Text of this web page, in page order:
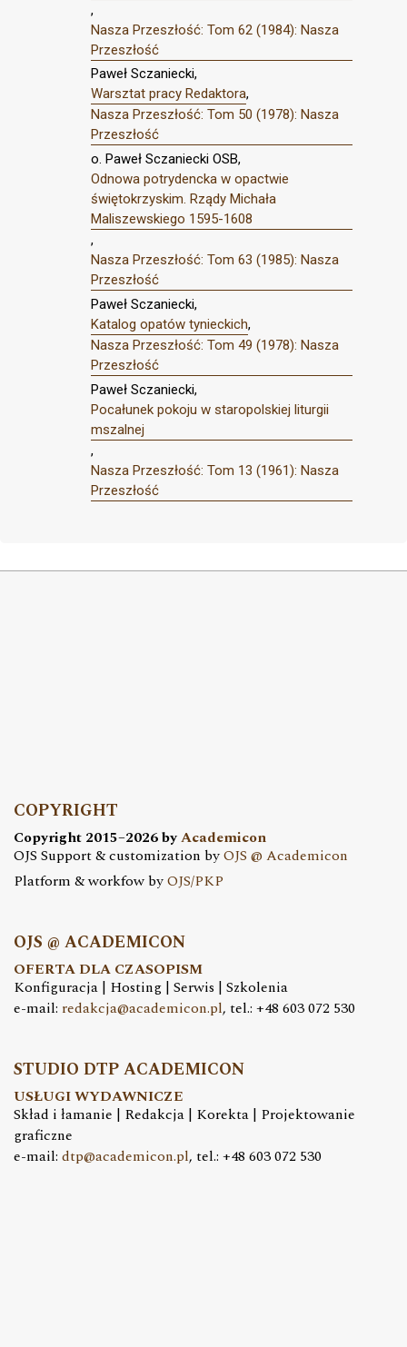
,
Nasza Przeszłość: Tom 62 (1984): Nasza
Przeszłość
Paweł Sczaniecki,
Warsztat pracy Redaktora,
Nasza Przeszłość: Tom 50 (1978): Nasza
Przeszłość
o. Paweł Sczaniecki OSB,
Odnowa potrydencka w opactwie
świętokrzyskim. Rządy Michała
Maliszewskiego 1595-1608
,
Nasza Przeszłość: Tom 63 (1985): Nasza
Przeszłość
Paweł Sczaniecki,
Katalog opatów tynieckich,
Nasza Przeszłość: Tom 49 (1978): Nasza
Przeszłość
Paweł Sczaniecki,
Pocałunek pokoju w staropolskiej liturgii
mszalnej
,
Nasza Przeszłość: Tom 13 (1961): Nasza
Przeszłość
COPYRIGHT
Copyright 2015–2026 byAcademicon
OJS Support & customization byOJS @ Academicon
Platform & workfow byOJS/PKP
OJS @ ACADEMICON
OFERTA DLA CZASOPISM
Konfiguracja | Hosting | Serwis | Szkolenia
e-mail: redakcja@academicon.pl, tel.: +48 603 072 530
STUDIO DTP ACADEMICON
USŁUGI WYDAWNICZE
Skład i łamanie | Redakcja | Korekta | Projektowanie
graficzne
e-mail: dtp@academicon.pl, tel.: +48 603 072 530